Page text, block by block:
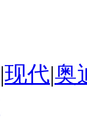
|现代|奥